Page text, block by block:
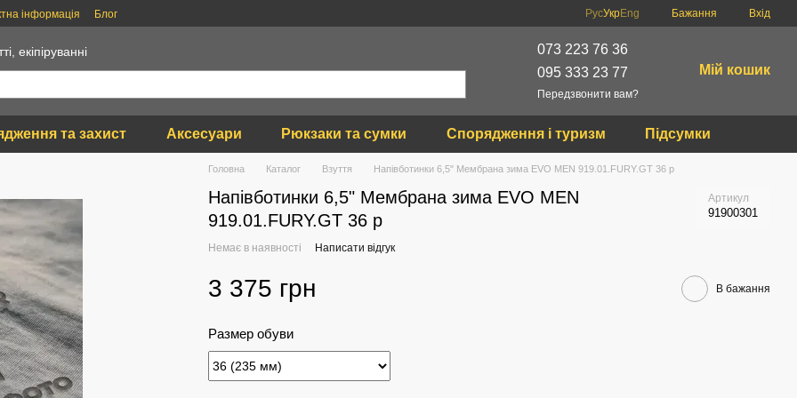
інформація Блог РусУкрEng Бажання Вхід
екіпіруванні
073 223 76 36
095 333 23 77
Передзвонити вам?
Мій кошик
та захист Аксесуари Рюкзаки та сумки Спорядження і туризм Підсумки
Головна Каталог Взуття Напівботинки 6,5" Мембрана зима EVO MEN 919.01.FURY.GT 36 р
Напівботинки 6,5" Мембрана зима EVO MEN
919.01.FURY.GT 36 р
Артикул
91900301
Немає в наявності Написати відгук
3 375 грн В бажання
Размер обуви